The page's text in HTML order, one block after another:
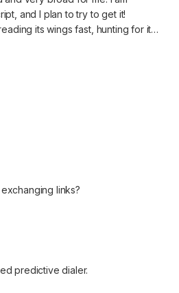
and I plan to try to get it!
its wings fast, hunting for it…
links?
predictive dialer.